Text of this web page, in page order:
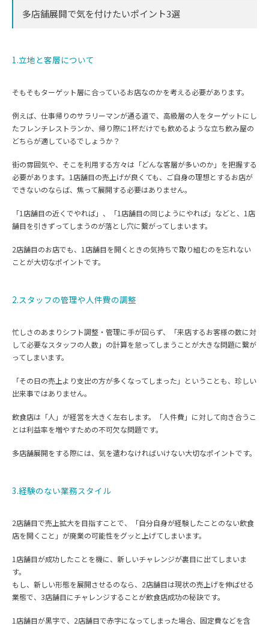
多店舗展開で気を付けたいポイント3選
1.立地と客層について
そもそもターゲット層に合っているお店なのかを考える必要があります。
例えば、仕事帰りのサラリーマンが通る道で、高級層の人をターゲットにし
たフレンチレストランか、帰り際に1杯だけでも飲めるような立ち飲み屋の
どちらが適しているでしょうか？
街の雰囲気や、そこを利用する方々は「どんな客層が多いのか」を把握する
必要があります。1店舗目の売上げが良くても、ご自身の理想とするお店が
できないのならば、焦って展開する必要はありません。
「1店舗目の近くでやれば」、「1店舗目の同じようにやれば」などと、1店
舗目を引きずってしまうのが落とし穴に繋がってしまいます。
2店舗目のお店でも、1店舗目を開くときの気持ちで取り組むのを忘れない
ことが大切なポイントです。
2.スタッフの管理や人件費の調整
忙しさのあまりシフト調整・管理に手が回らず、「来店するお客様の数に対
して必要なスタッフの人数」の計算を怠ってしまうことが大きな問題に繋が
ってしまいます。
「その日の売上より支出の方が多くなってしまった」ということも、珍しい
出来事ではありません。
飲食店は「人」が経営を大きく左右します。「人件費」に対して向き合うこ
とは利益率を増やすための不可欠な問題です。
多店舗展開をする際には、気を遣わなければいけない大切なポイントです。
3.経験のない業務スタイル
2店舗目で売上拡大を目指すことで、「自分自身が経験したことのない飲食
店を開くこと」が廃業の可能性をグッと上げてしまいます。
1店舗目が成功したことを機に、新しいチャレンジが裏目に出てしまいま
す。
もし、新しい形態を展開させるのなら、2店舗目は現状の売上げを伸ばせる
業態で、3店舗目にチャレンジすることが飲食店成功の秘訣です。
1店舗目が黒字で、2店舗目で赤字になってしまった場合、固定費などを含